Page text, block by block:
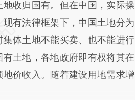
收归国有。但在中国，实际操
有法律框架下，中国土地分为
体土地不能买卖、也不能进行
土地，各地政府即有权将其在
价收入。随着建设用地需求增